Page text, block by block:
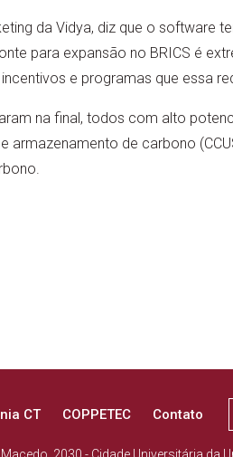
da Vidya, diz que o software
para expansão no BRICS é
e programas que essa
na final, todos com alto
armazenamento de carbono
CT COPPETEC Contato